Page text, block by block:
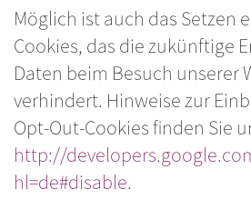
Möglich ist auch das Setzen
Cookies, das die zukünftige
Daten beim Besuch unserer
verhindert. Hinweise zur
Opt-Out-Cookies finden Sie
http://
hl=de#disable.